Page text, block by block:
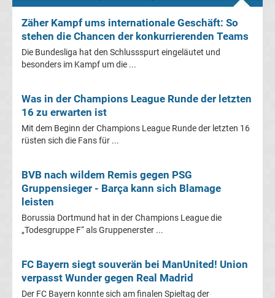
League
&
der
Landesmeister
international
Transfergerüchte
Deutschland
Transfergerüchte
England
Zäher Kampf ums internationale Geschäft: So
stehen die Chancen der konkurrierenden Teams
Die Bundesliga hat den Schlussspurt eingeläutet und
besonders im Kampf um die ...
Was in der Champions League Runde der letzten
16 zu erwarten ist
Mit dem Beginn der Champions League Runde der letzten 16
rüsten sich die Fans für ...
BVB nach wildem Remis gegen PSG
Gruppensieger - Barça kann sich Blamage
leisten
Borussia Dortmund hat in der Champions League die
„Todesgruppe F“ als Gruppenerster ...
FC Bayern siegt souverän bei ManUnited! Union
verpasst Wunder gegen Real Madrid
Der FC Bayern konnte sich am finalen Spieltag der